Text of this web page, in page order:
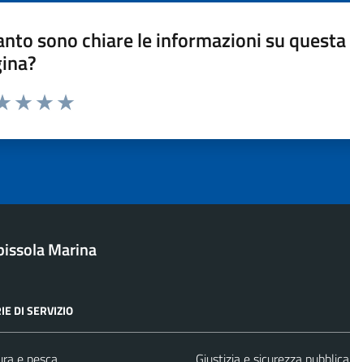
sono chiare le informazioni su questa
Marina
DI SERVIZIO